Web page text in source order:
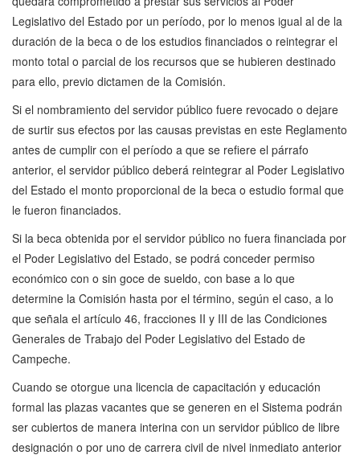
Legislativo del Estado por un período, por lo menos igual al de la
duración de la beca o de los estudios financiados o reintegrar el
monto total o parcial de los recursos que se hubieren destinado
para ello, previo dictamen de la Comisión.
Si el nombramiento del servidor público fuere revocado o dejare
de surtir sus efectos por las causas previstas en este Reglamento
antes de cumplir con el período a que se refiere el párrafo
anterior, el servidor público deberá reintegrar al Poder Legislativo
del Estado el monto proporcional de la beca o estudio formal que
le fueron financiados.
Si la beca obtenida por el servidor público no fuera financiada por
el Poder Legislativo del Estado, se podrá conceder permiso
económico con o sin goce de sueldo, con base a lo que
determine la Comisión hasta por el término, según el caso, a lo
que señala el artículo 46, fracciones II y III de las Condiciones
Generales de Trabajo del Poder Legislativo del Estado de
Campeche.
Cuando se otorgue una licencia de capacitación y educación
formal las plazas vacantes que se generen en el Sistema podrán
ser cubiertos de manera interina con un servidor público de libre
designación o por uno de carrera civil de nivel inmediato anterior